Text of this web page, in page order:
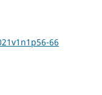
66